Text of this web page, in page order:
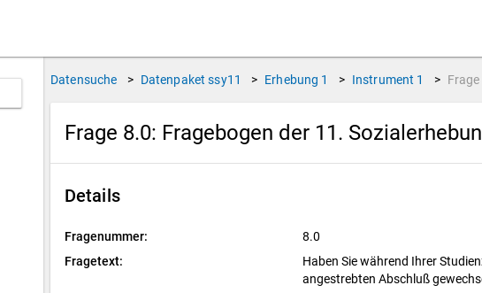
Datensuche > Datenpaket ssy11 > Erhebung 1 > Instrument 1 > Frage
Frage 8.0: Fragebogen der 11.
Details
Fragenummer:
8.0
Fragetext:
Haben Sie während Ihrer
angestrebten Abschluß